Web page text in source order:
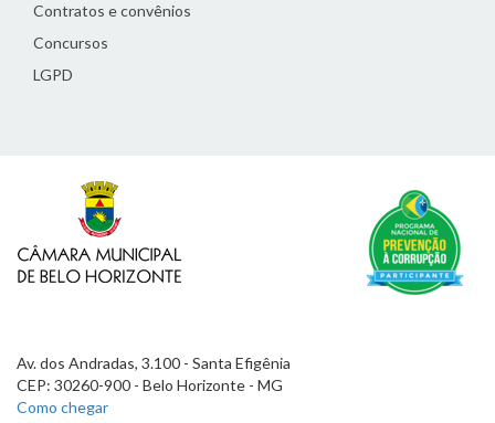
Contratos e convênios
Concursos
LGPD
Av. dos Andradas, 3.100 - Santa Efigênia
CEP: 30260-900 - Belo Horizonte - MG
Como chegar